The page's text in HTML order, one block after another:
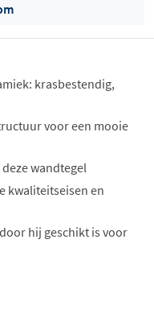
krasbestendig,
voor een mooie
wandtegel
kwaliteitseisen en
hij geschikt is voor